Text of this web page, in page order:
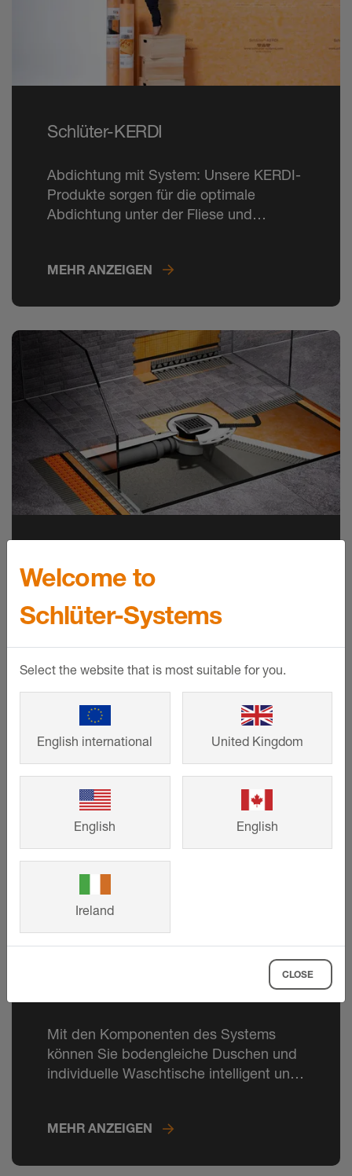
Schlüter-KERDI
Abdichtung mit System: Unsere KERDI-
Produkte sorgen für die optimale
Abdichtung unter der Fliese und
MEHR ANZEIGEN
Ob Linien- oder Punktentwässerung:
Mit den KERDI-SHOWER-Gefälleboards
stellen Sie das nötige Gefälle und den
optimalen Verlegeuntergrund ganz
Mit den Komponenten des Systems
können Sie bodengleiche Duschen und
individuelle Waschtische intelligent und
MEHR ANZEIGEN
Welcome to
Schlüter-Systems
Select the website that is most suitable for you.
English international United Kingdom
English English
Ireland
CLOSE